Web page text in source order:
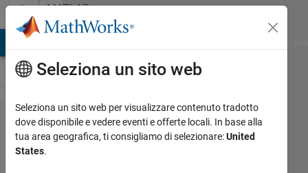
Vai al contenutoMATLAB
Answers
Current
compiler
Seleziona un sito web
Seleziona un sito web per visualizzare contenuto tradotto
dove disponibile e vedere eventi e offerte locali. In base alla
tua area geografica, ti consigliamo di selezionare:United
States.